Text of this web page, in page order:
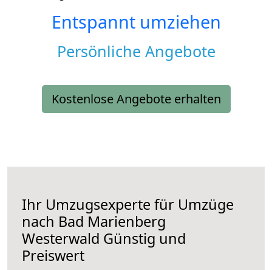
Entspannt umziehen
Persönliche Angebote
Kostenlose Angebote erhalten
Ihr Umzugsexperte für Umzüge
nach Bad Marienberg
Westerwald Günstig und
Preiswert